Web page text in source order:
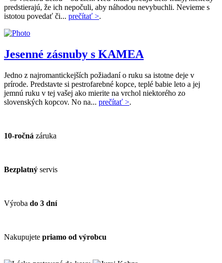
predstierajú, že ich nepočuli, aby náhodou nevybuchli. Nevieme s
istotou povedať či... prečítať >.
Jesenné zásnuby s KAMEA
Jedno z najromantickejších požiadaní o ruku sa istotne deje v
prírode. Predstavte si pestrofarebné kopce, teplé babie leto a jej
jemnú ruku v tej vašej ako mierite na vrchol niektorého zo
slovenských kopcov. No na... prečítať >.
10-ročná záruka
Bezplatný servis
Výroba do 3 dní
Nakupujete priamo od výrobcu